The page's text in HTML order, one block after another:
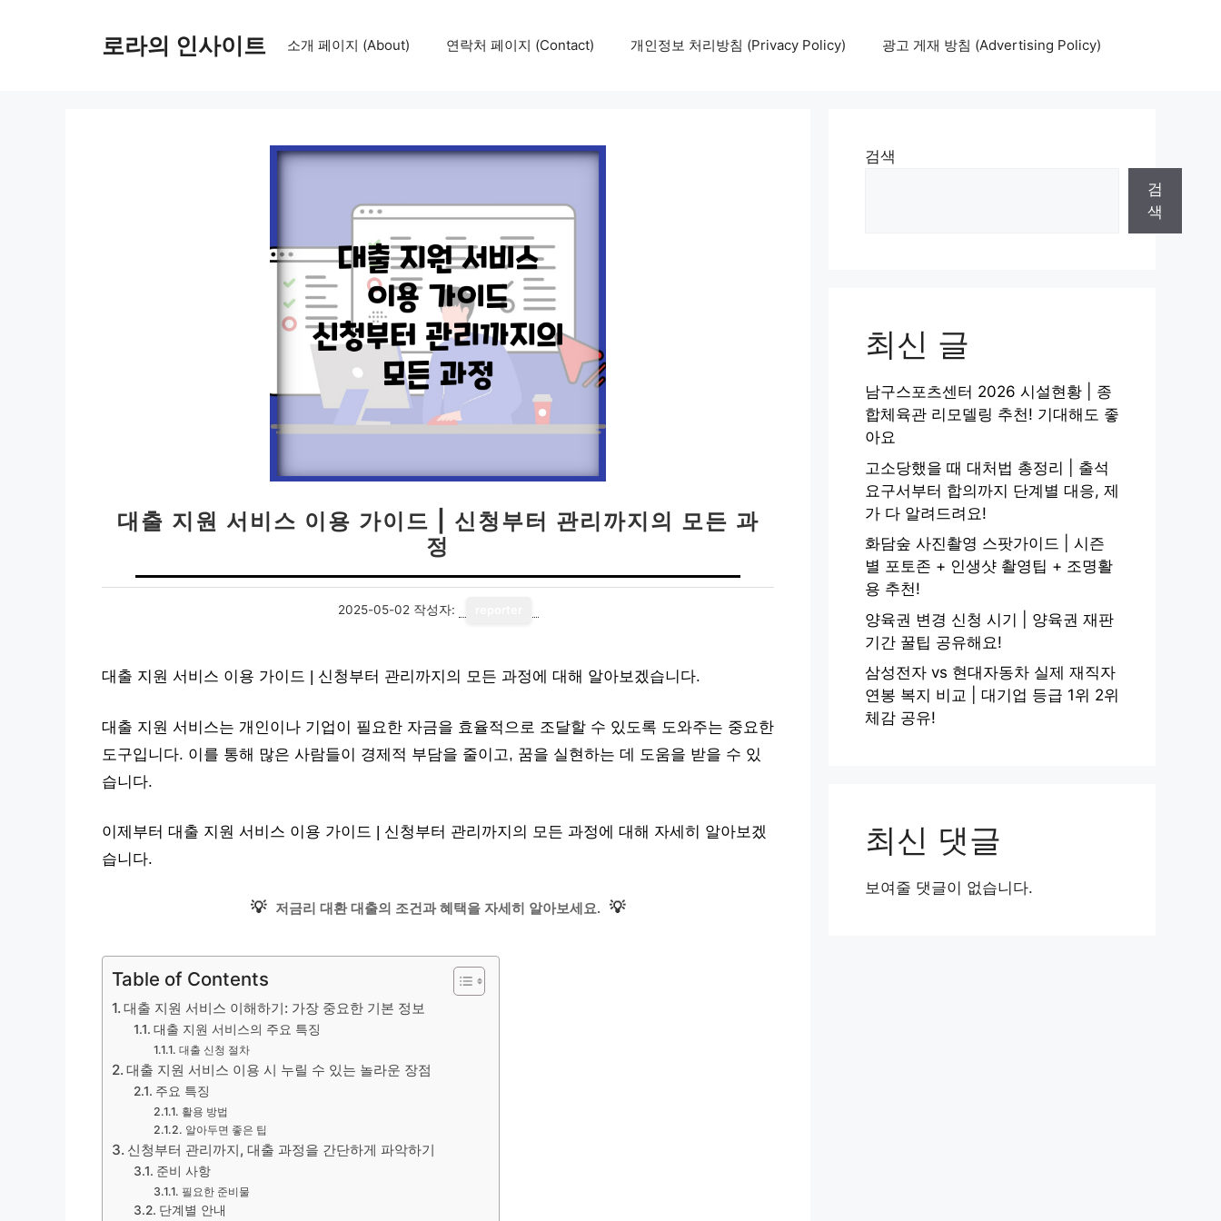
로라의 인사이트 소개 페이지 (About) 연락처 페이지 (Contact) 개인정보 처리방침 (Privacy Policy) 광고 게재 방침 (Advertising Policy)
대출 지원 서비스 이용 가이드 | 신청부터 관리까지의 모든 과
정
2025-05-02 작성자:
대출 지원 서비스 이용 가이드 | 신청부터 관리까지의 모든 과정에 대해 알아보겠습니다.
대출 지원 서비스는 개인이나 기업이 필요한 자금을 효율적으로 조달할 수 있도록 도와주는 중요한
도구입니다. 이를 통해 많은 사람들이 경제적 부담을 줄이고, 꿈을 실현하는 데 도움을 받을 수 있
습니다.
이제부터 대출 지원 서비스 이용 가이드 | 신청부터 관리까지의 모든 과정에 대해 자세히 알아보겠
습니다.
💡 저금리 대환 대출의 조건과 혜택을 자세히 알아보세요. 💡
Table of Contents
대출 지원 서비스 이해하기: 가장 중요한 기본 정보
대출 지원 서비스의 주요 특징
대출 신청 절차
대출 지원 서비스 이용 시 누릴 수 있는 놀라운 장점
주요 특징
활용 방법
알아두면 좋은 팁
신청부터 관리까지, 대출 과정을 간단하게 파악하기
준비 사항
필요한 준비물
단계별 안내
검색
검
색
최신 글
남구스포츠센터 2026 시설현황 | 종
합체육관 리모델링 추천! 기대해도 좋
아요
고소당했을 때 대처법 총정리 | 출석
요구서부터 합의까지 단계별 대응, 제
가 다 알려드려요!
화담숲 사진촬영 스팟가이드 | 시즌
별 포토존 + 인생샷 촬영팁 + 조명활
용 추천!
양육권 변경 신청 시기 | 양육권 재판
기간 꿀팁 공유해요!
삼성전자 vs 현대자동차 실제 재직자
연봉 복지 비교 | 대기업 등급 1위 2위
체감 공유!
최신 댓글
보여줄 댓글이 없습니다.